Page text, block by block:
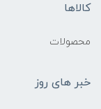
کالاها
محصولات
خبر های روز